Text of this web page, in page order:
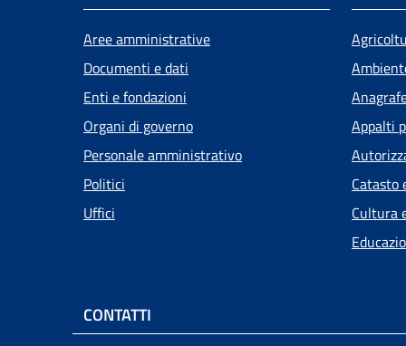
Aree amministrative
Documenti e dati
Enti e fondazioni
Organi di governo
Personale amministrativo
Politici
Uffici
Appalti
Catasto
Cultura
CONTATTI